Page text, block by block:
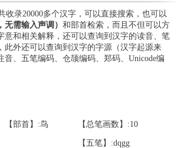
收录20000多个汉字，可以直接搜索，也可以
无需输入声调） 和部首检索，而且不但可以方
意和相关解释，还可以查询到汉字的读音、笔
此外还可以查询到汉字的字源（汉字起源来
音、五笔编码、仓颉编码、郑码、Unicode编
【部首】:鸟 【总笔画数】:10
【五笔】:dqgg